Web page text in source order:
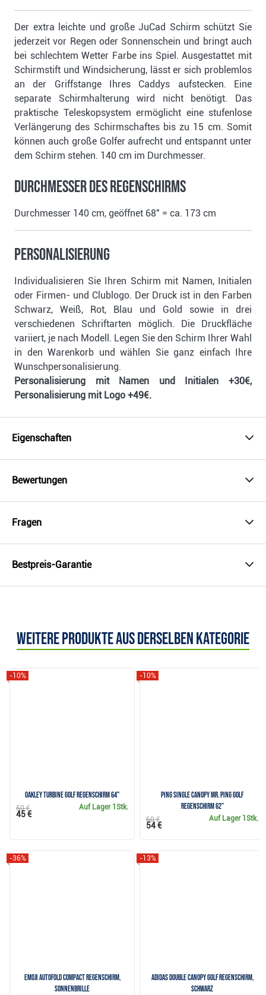
Der extra leichte und große JuCad Schirm schützt Sie
jederzeit vor Regen oder Sonnenschein und bringt auch
bei schlechtem Wetter Farbe ins Spiel. Ausgestattet mit
Schirmstift und Windsicherung, lässt er sich problemlos
an der Griffstange Ihres Caddys aufstecken. Eine
separate Schirmhalterung wird nicht benötigt. Das
praktische Teleskopsystem ermöglicht eine stufenlose
Verlängerung des Schirmschaftes bis zu 15 cm. Somit
können auch große Golfer aufrecht und entspannt unter
dem Schirm stehen. 140 cm im Durchmesser.
Durchmesser des Regenschirms
Durchmesser 140 cm, geöffnet 68" = ca. 173 cm
Personalisierung
Individualisieren Sie Ihren Schirm mit Namen, Initialen
oder Firmen- und Clublogo. Der Druck ist in den Farben
Schwarz, Weiß, Rot, Blau und Gold sowie in drei
verschiedenen Schriftarten möglich. Die Druckfläche
variiert, je nach Modell. Legen Sie den Schirm Ihrer Wahl
in den Warenkorb und wählen Sie ganz einfach Ihre
Wunschpersonalisierung.
Personalisierung mit Namen und Initialen +30€,
Personalisierung mit Logo +49€.
Eigenschaften
Bewertungen
Fragen
Bestpreis-Garantie
Weitere Produkte aus derselben Kategorie
Oakley Turbine Golf Regenschirm 64"
-10%
Auf Lager 1Stk.
50 €
45 €
Ping Single Canopy Mr. Ping Golf
Regenschirm 62”
-10%
Auf Lager 1Stk.
60 €
54 €
Emoji AutoFold Compact Regenschirm,
Sonnenbrille
-36%
Adidas Double Canopy Golf Regenschirm,
schwarz
-13%